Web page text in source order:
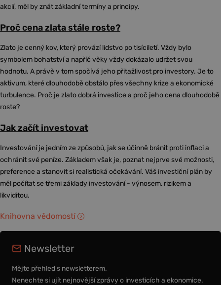
akcií, měl by znát základní termíny a principy.
Proč cena zlata stále roste?
Zlato je cenný kov, který provází lidstvo po tisíciletí. Vždy bylo
symbolem bohatství a napříč věky vždy dokázalo udržet svou
hodnotu. A právě v tom spočívá jeho přitažlivost pro investory. Je to
aktivum, které dlouhodobě obstálo přes všechny krize a ekonomické
turbulence. Proč je zlato dobrá investice a proč jeho cena dlouhodobě
roste?
Jak začít investovat
Investování je jedním ze způsobů, jak se účinně bránit proti inflaci a
ochránit své peníze. Základem však je, poznat nejprve své možnosti,
preference a stanovit si realistická očekávání. Váš investiční plán by
měl počítat se třemi základy investování - výnosem, rizikem a
likviditou.
Knihovna vědomostí
Newsletter
Mějte přehled s newsletterem.
Nenechte si ujít nejnovější zprávy o investicích a ekonomice.